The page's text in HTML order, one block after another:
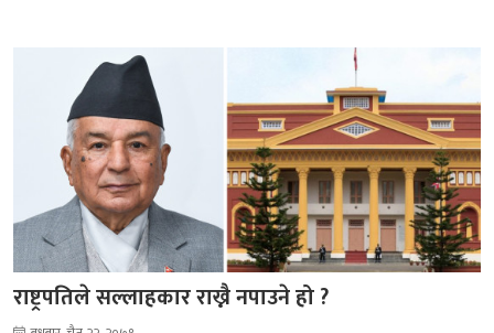
राष्ट्रपतिले सल्लाहकार राख्नै नपाउने हो ?